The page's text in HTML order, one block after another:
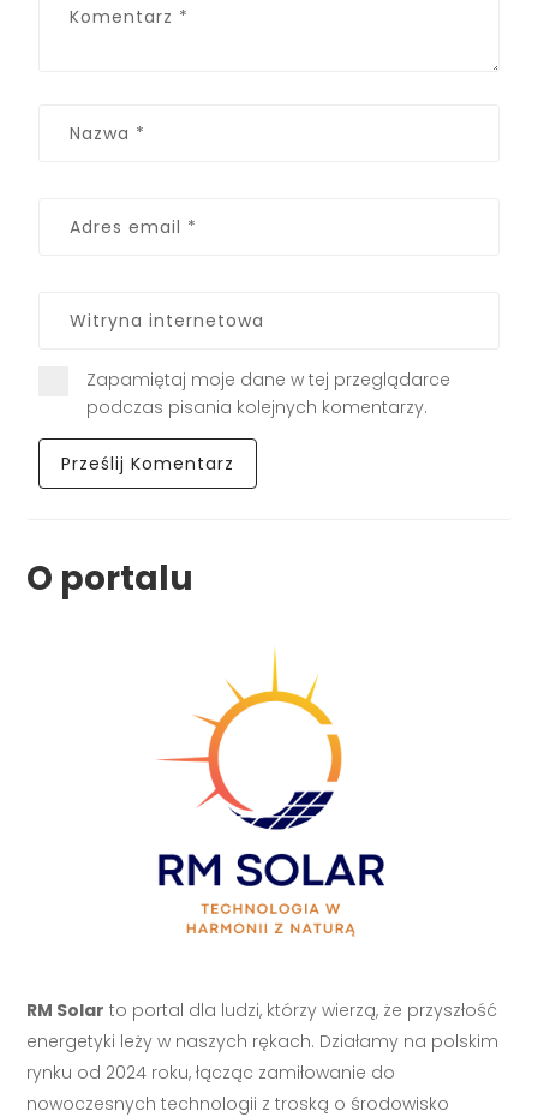
Zapamiętaj moje dane w tej przeglądarce
podczas pisania kolejnych komentarzy.
O portalu
RM Solar to portal dla ludzi, którzy wierzą, że przyszłość
energetyki leży w naszych rękach. Działamy na polskim
rynku od 2024 roku, łącząc zamiłowanie do
nowoczesnych technologii z troską o środowisko